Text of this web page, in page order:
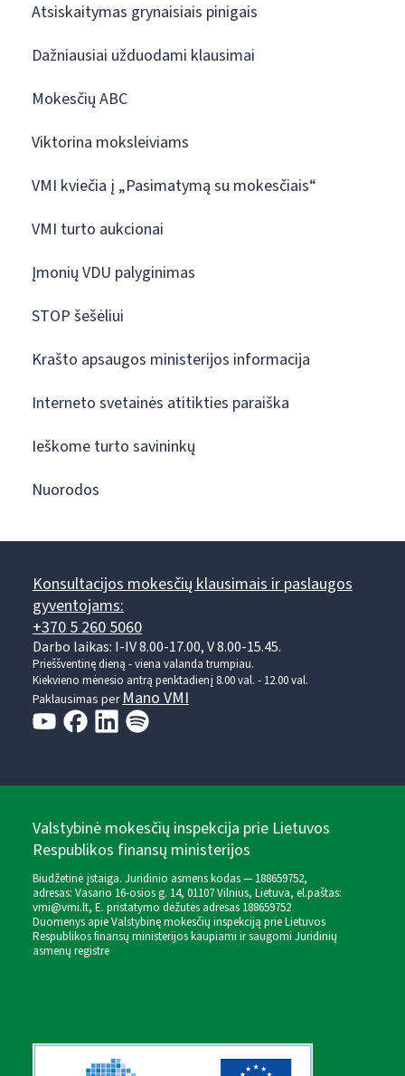
Atsiskaitymas grynaisiais pinigais
Dažniausiai užduodami klausimai
Mokesčių ABC
Viktorina moksleiviams
VMI kviečia į „Pasimatymą su mokesčiais“
VMI turto aukcionai
Įmonių VDU palyginimas
STOP šešėliui
Krašto apsaugos ministerijos informacija
Interneto svetainės atitikties paraiška
Ieškome turto savininkų
Nuorodos
Konsultacijos mokesčių klausimais ir paslaugos
gyventojams:
+370 5 260 5060
Darbo laikas: I-IV 8.00-17.00, V 8.00-15.45.
Prieššventinę dieną - viena valanda trumpiau.
Kiekvieno mėnesio antrą penktadienį 8.00 val. - 12.00 val.
Paklausimas perMano VMI
Valstybinė mokesčių inspekcija prie Lietuvos
Respublikos finansų ministerijos
Biudžetinė įstaiga. Juridinio asmens kodas — 188659752,
adresas: Vasario 16-osios g. 14, 01107 Vilnius, Lietuva, el.paštas:
vmi@vmi.lt, E. pristatymo dėžutės adresas 188659752
Duomenys apie Valstybinę mokesčių inspekciją prie Lietuvos
Respublikos finansų ministerijos kaupiami ir saugomi Juridinių
asmenų registre